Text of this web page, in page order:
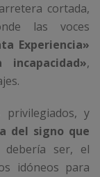
cortada,
las voces
Experiencia»
incapacidad»,
y
del signo que
ser, el
idóneos para